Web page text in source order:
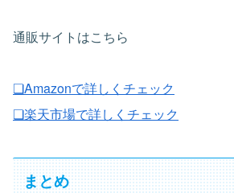
通販サイトはこちら
❏Amazonで詳しくチェック
❏楽天市場で詳しくチェック
まとめ